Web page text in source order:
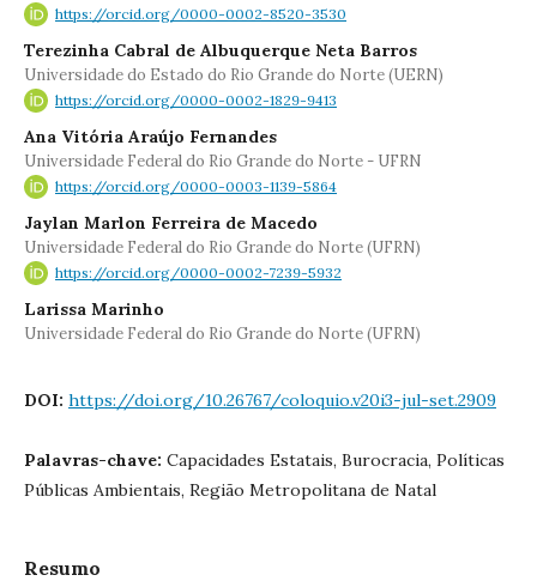
https://orcid.org/0000-0002-8520-3530
Terezinha Cabral de Albuquerque Neta Barros
Universidade do Estado do Rio Grande do Norte (UERN)
https://orcid.org/0000-0002-1829-9413
Ana Vitória Araújo Fernandes
Universidade Federal do Rio Grande do Norte - UFRN
https://orcid.org/0000-0003-1139-5864
Jaylan Marlon Ferreira de Macedo
Universidade Federal do Rio Grande do Norte (UFRN)
https://orcid.org/0000-0002-7239-5932
Larissa Marinho
Universidade Federal do Rio Grande do Norte (UFRN)
DOI: https://doi.org/10.26767/coloquio.v20i3-jul-set.2909
Palavras-chave: Capacidades Estatais, Burocracia, Políticas
Públicas Ambientais, Região Metropolitana de Natal
Resumo